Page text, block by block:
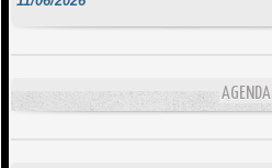
DA SCIMULÌ
L'ESSENZIALE CHÌ GHJÈ
10/06/2026
AGENDA